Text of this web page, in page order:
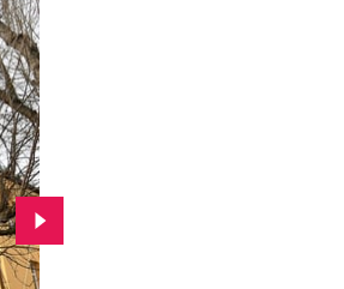
Przejdź do kolejnego zdjęcia.